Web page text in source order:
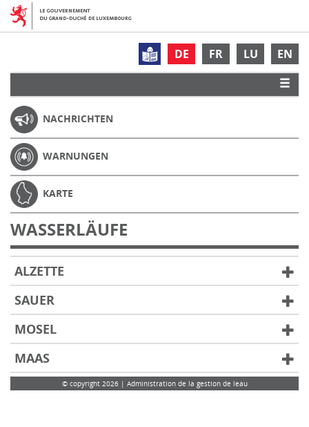
DE FR LU EN
NACHRICHTEN
WARNUNGEN
KARTE
WASSERLÄUFE
ALZETTE
SAUER
MOSEL
MAAS
© copyright 2026 | Administration de la gestion de leau